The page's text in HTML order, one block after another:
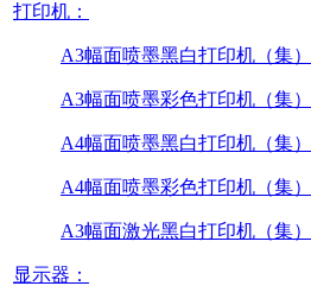
打印机：
A3幅面喷墨黑白打印机（集）
A3幅面喷墨彩色打印机（集）
A4幅面喷墨黑白打印机（集）
A4幅面喷墨彩色打印机（集）
A3幅面激光黑白打印机（集）
显示器：